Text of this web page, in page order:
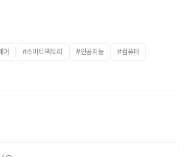
어 #스마트팩토리 #인공지능 #컴퓨터